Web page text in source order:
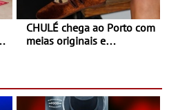
CHULÉ chega ao Porto com
meias originais e
Shopping